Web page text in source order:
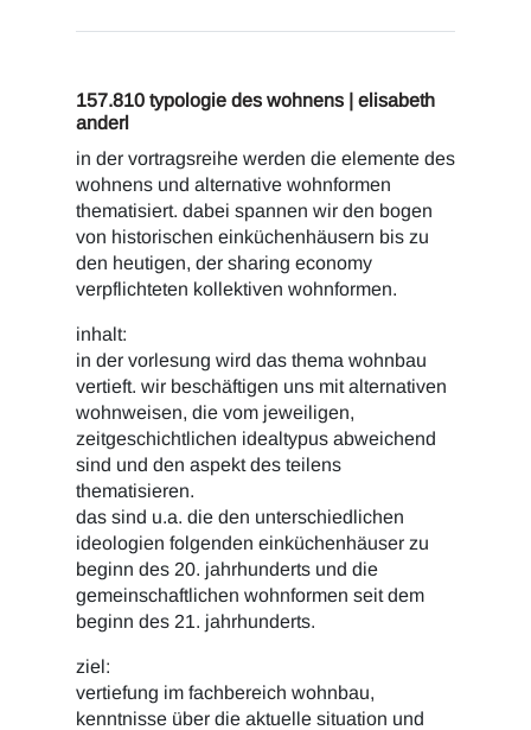
157.810 typologie des wohnens | elisabeth
anderl
in der vortragsreihe werden die elemente des
wohnens und alternative wohnformen
thematisiert. dabei spannen wir den bogen
von historischen einküchenhäusern bis zu
den heutigen, der sharing economy
verpflichteten kollektiven wohnformen.
inhalt:
in der vorlesung wird das thema wohnbau
vertieft. wir beschäftigen uns mit alternativen
wohnweisen, die vom jeweiligen,
zeitgeschichtlichen idealtypus abweichend
sind und den aspekt des teilens
thematisieren.
das sind u.a. die den unterschiedlichen
ideologien folgenden einküchenhäuser zu
beginn des 20. jahrhunderts und die
gemeinschaftlichen wohnformen seit dem
beginn des 21. jahrhunderts.
ziel:
vertiefung im fachbereich wohnbau,
kenntnisse über die aktuelle situation und